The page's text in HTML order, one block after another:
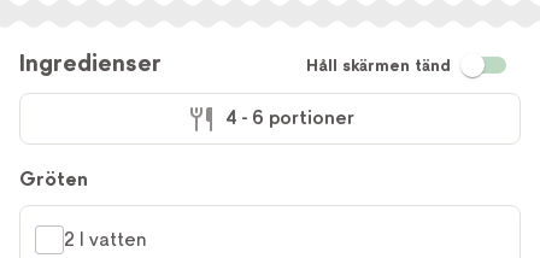
Ingredienser Håll skärmen tänd
4 - 6 portioner
Gröten
2 l vatten